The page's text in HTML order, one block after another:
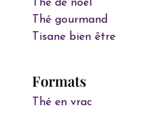
Thé de noël
Thé gourmand
Tisane bien être
Formats
Thé en vrac